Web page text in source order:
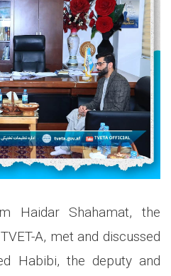
Haidar Shahamat, the
A, met and discussed
Habibi, the deputy and